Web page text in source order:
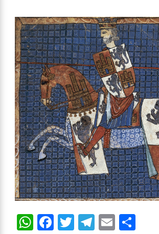
WhatsApp
Facebook
Twitter
Telegram
Email